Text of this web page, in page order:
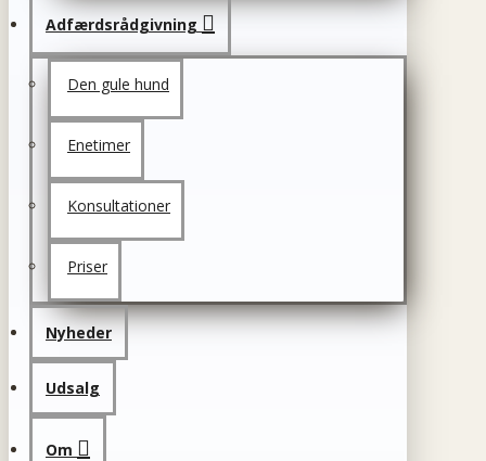
Adfærdsrådgivning
Den gule hund
Enetimer
Konsultationer
Priser
Nyheder
Udsalg
Om